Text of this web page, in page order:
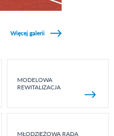
Więcej galerii
MODELOWA
REWITALIZACJA
MŁODZIEŻOWA RADA